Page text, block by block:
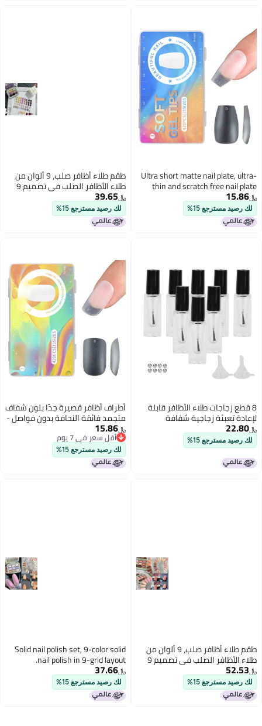
Ultra short matte nail plate, ultra-
thin and scratch free nail plate
Transparent
﷼‏15.86
لك رصيد مسترجع 15%
طقم طلاء أظافر صلب، 9 ألوان من
طلاء الأظافر الصلب في تصميم 9
خلايا.
﷼‏39.65
لك رصيد مسترجع 15%
8 قطع زجاجات طلاء الأظافر قابلة
لإعادة تعبئة زجاجية شفافة
مستطيلة الحجم 7 مل
﷼‏22.80
لك رصيد مسترجع 15%
أطراف أظافر قصيرة جدًا بلون شفاف
متجمد فائقة النحافة بدون فواصل -
لا تحتاج للبرد على شكل لوزة
للمبتدئين
﷼‏15.86
أقل سعر في 7 يوم
أقل سعر في 7 يوم
لك رصيد مسترجع 15%
طقم طلاء أظافر صلب، 9 ألوان من
طلاء الأظافر الصلب في تصميم 9
خلايا.
﷼‏52.53
لك رصيد مسترجع 15%
Solid nail polish set, 9-color solid
nail polish in 9-grid layout.
﷼‏37.66
لك رصيد مسترجع 15%